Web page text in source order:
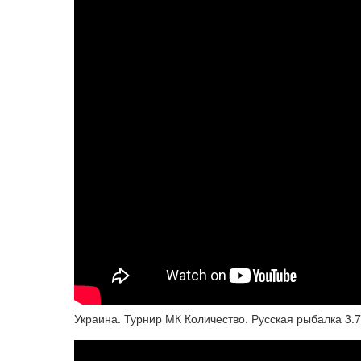
Украина. Турнир МК Количество. Русская рыбалка